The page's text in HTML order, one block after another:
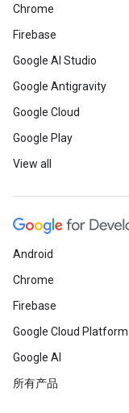
Chrome
Firebase
Google AI Studio
Google Antigravity
Google Cloud
Google Play
View all
Android
Chrome
Firebase
Google Cloud Platform
Google AI
所有产品